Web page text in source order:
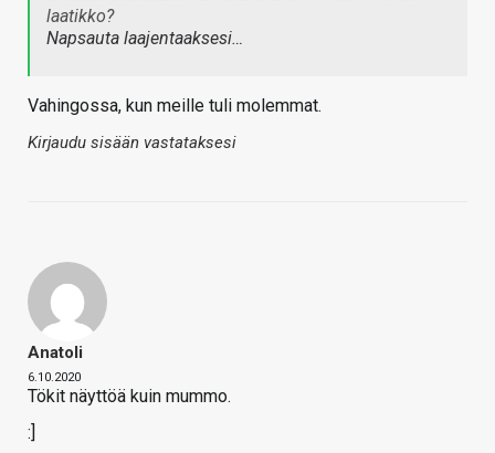
laatikko?
Napsauta laajentaaksesi…
Vahingossa, kun meille tuli molemmat.
Kirjaudu sisään vastataksesi
Anatoli
6.10.2020
Tökit näyttöä kuin mummo.
:]